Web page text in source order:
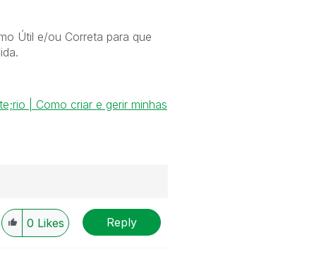
Útil e/ou Correta para que
| Como criar e gerir minhas
0 Likes Reply